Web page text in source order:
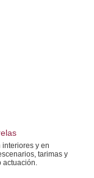
y en
tarimas y